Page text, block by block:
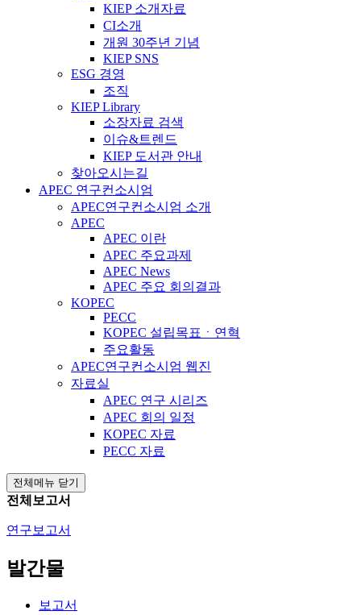
KIEP 소개자료
CI소개
개원 30주년 기념
KIEP SNS
ESG 경영
조직
KIEP Library
소장자료 검색
이슈&트렌드
KIEP 도서관 안내
찾아오시는길
APEC 연구컨소시엄
APEC연구컨소시엄 소개
APEC
APEC 이란
APEC 주요과제
APEC News
APEC 주요 회의결과
KOPEC
PECC
KOPEC 설립목표ㆍ연혁
주요활동
APEC연구컨소시엄 웹진
자료실
APEC 연구 시리즈
APEC 회의 일정
KOPEC 자료
PECC 자료
전체메뉴 닫기
전체보고서
연구보고서
발간물
보고서